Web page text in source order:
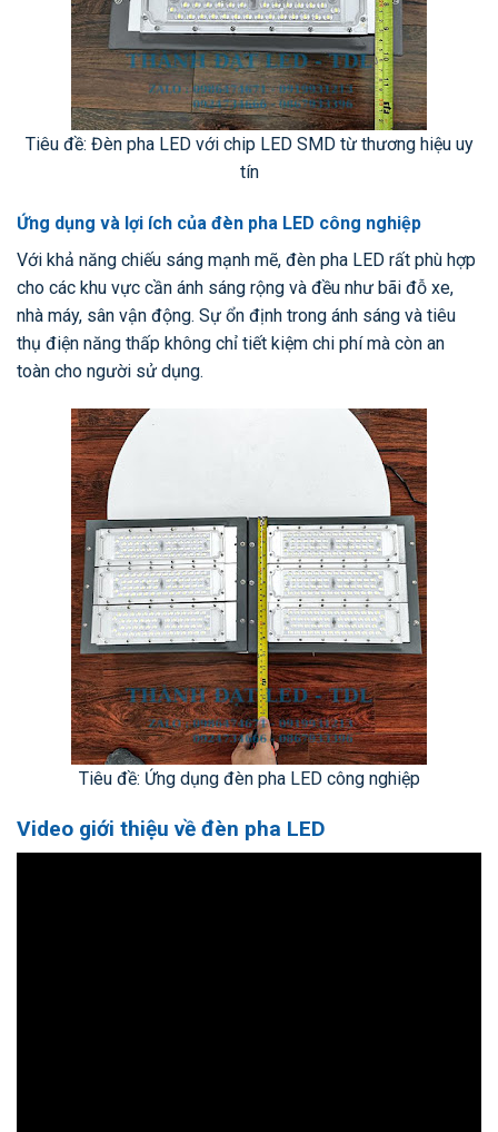
Tiêu đề: Đèn pha LED với chip LED SMD từ thương hiệu uy
tín
Ứng dụng và lợi ích của đèn pha LED công nghiệp
Với khả năng chiếu sáng mạnh mẽ, đèn pha LED rất phù hợp
cho các khu vực cần ánh sáng rộng và đều như bãi đỗ xe,
nhà máy, sân vận động. Sự ổn định trong ánh sáng và tiêu
thụ điện năng thấp không chỉ tiết kiệm chi phí mà còn an
toàn cho người sử dụng.
Tiêu đề: Ứng dụng đèn pha LED công nghiệp
Video giới thiệu về đèn pha LED